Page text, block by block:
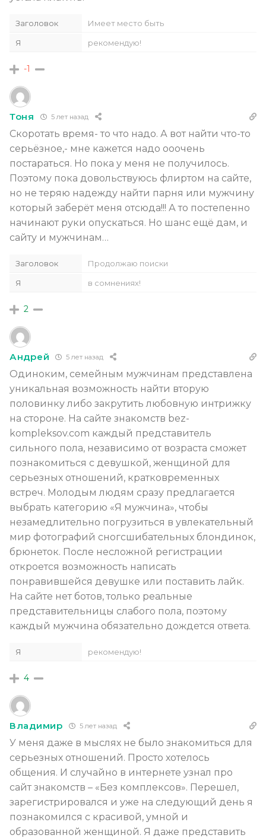
Заголовок Имеет место быть
Я рекомендую!
-1
Тоня 5 лет назад
Скоротать время- то что надо. А вот найти что-то
серьёзное,- мне кажется надо ооочень
постараться. Но пока у меня не получилось.
Поэтому пока довольствуюсь флиртом на сайте,
но не теряю надежду найти парня или мужчину
который заберёт меня отсюда!!! А то постепенно
начинают руки опускаться. Но шанс ещё дам, и
сайту и мужчинам…
Заголовок Продолжаю поиски
Я в сомнениях!
2
Андрей 5 лет назад
Одиноким, семейным мужчинам представлена
уникальная возможность найти вторую
половинку либо закрутить любовную интрижку
на стороне. На сайте знакомств bez-
kompleksov.com каждый представитель
сильного пола, независимо от возраста сможет
познакомиться с девушкой, женщиной для
серьезных отношений, кратковременных
встреч. Молодым людям сразу предлагается
выбрать категорию «Я мужчина», чтобы
незамедлительно погрузиться в увлекательный
мир фотографий сногсшибательных блондинок,
брюнеток. После несложной регистрации
откроется возможность написать
понравившейся девушке или поставить лайк.
На сайте нет ботов, только реальные
представительницы слабого пола, поэтому
каждый мужчина обязательно дождется ответа.
Я рекомендую!
4
Владимир 5 лет назад
У меня даже в мыслях не было знакомиться для
серьезных отношений. Просто хотелось
общения. И случайно в интернете узнал про
сайт знакомств – «Без комплексов». Перешел,
зарегистрировался и уже на следующий день я
познакомился с красивой, умной и
образованной женщиной. Я даже представить